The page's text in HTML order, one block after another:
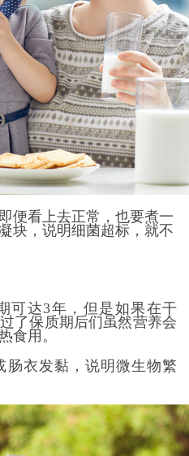
便看上去正常，也要煮一
块，说明细菌超标，就不
可达3年，但是如果在干
了保质期后们虽然营养会
食用。
肠衣发黏，说明微生物繁